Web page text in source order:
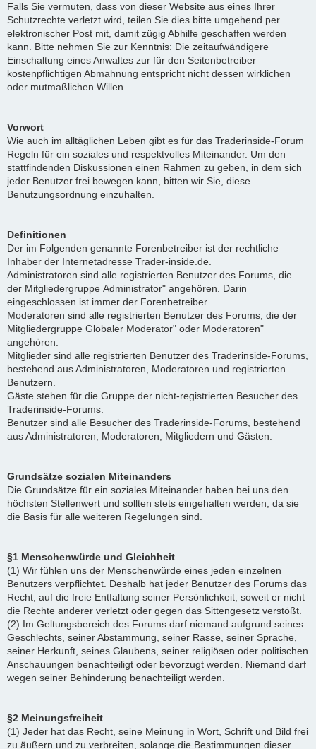
Falls Sie vermuten, dass von dieser Website aus eines Ihrer
Schutzrechte verletzt wird, teilen Sie dies bitte umgehend per
elektronischer Post mit, damit zügig Abhilfe geschaffen werden
kann. Bitte nehmen Sie zur Kenntnis: Die zeitaufwändigere
Einschaltung eines Anwaltes zur für den Seitenbetreiber
kostenpflichtigen Abmahnung entspricht nicht dessen wirklichen
oder mutmaßlichen Willen.
Vorwort
Wie auch im alltäglichen Leben gibt es für das Traderinside-Forum
Regeln für ein soziales und respektvolles Miteinander. Um den
stattfindenden Diskussionen einen Rahmen zu geben, in dem sich
jeder Benutzer frei bewegen kann, bitten wir Sie, diese
Benutzungsordnung einzuhalten.
Definitionen
Der im Folgenden genannte Forenbetreiber ist der rechtliche
Inhaber der Internetadresse Trader-inside.de.
Administratoren sind alle registrierten Benutzer des Forums, die
der Mitgliedergruppe Administrator" angehören. Darin
eingeschlossen ist immer der Forenbetreiber.
Moderatoren sind alle registrierten Benutzer des Forums, die der
Mitgliedergruppe Globaler Moderator" oder Moderatoren"
angehören.
Mitglieder sind alle registrierten Benutzer des Traderinside-Forums,
bestehend aus Administratoren, Moderatoren und registrierten
Benutzern.
Gäste stehen für die Gruppe der nicht-registrierten Besucher des
Traderinside-Forums.
Benutzer sind alle Besucher des Traderinside-Forums, bestehend
aus Administratoren, Moderatoren, Mitgliedern und Gästen.
Grundsätze sozialen Miteinanders
Die Grundsätze für ein soziales Miteinander haben bei uns den
höchsten Stellenwert und sollten stets eingehalten werden, da sie
die Basis für alle weiteren Regelungen sind.
§1 Menschenwürde und Gleichheit
(1) Wir fühlen uns der Menschenwürde eines jeden einzelnen
Benutzers verpflichtet. Deshalb hat jeder Benutzer des Forums das
Recht, auf die freie Entfaltung seiner Persönlichkeit, soweit er nicht
die Rechte anderer verletzt oder gegen das Sittengesetz verstößt.
(2) Im Geltungsbereich des Forums darf niemand aufgrund seines
Geschlechts, seiner Abstammung, seiner Rasse, seiner Sprache,
seiner Herkunft, seines Glaubens, seiner religiösen oder politischen
Anschauungen benachteiligt oder bevorzugt werden. Niemand darf
wegen seiner Behinderung benachteiligt werden.
§2 Meinungsfreiheit
(1) Jeder hat das Recht, seine Meinung in Wort, Schrift und Bild frei
zu äußern und zu verbreiten, solange die Bestimmungen dieser